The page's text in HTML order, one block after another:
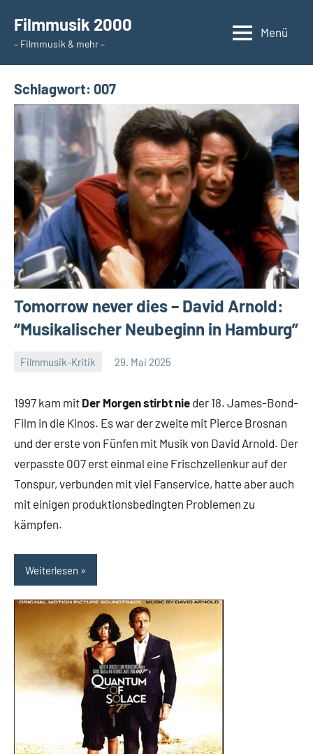
Inhalt
springen
Filmmusik 2000
– Filmmusik & mehr –
Menü
Schlagwort: 007
Tomorrow never dies – David Arnold:
“Musikalischer Neubeginn in Hamburg”
Filmmusik-Kritik 29. Mai 2025
1997 kam mit Der Morgen stirbt nie der 18. James-Bond-
Film in die Kinos. Es war der zweite mit Pierce Brosnan
und der erste von Fünfen mit Musik von David Arnold. Der
verpasste 007 erst einmal eine Frischzellenkur auf der
Tonspur, verbunden mit viel Fanservice, hatte aber auch
mit einigen produktionsbedingten Problemen zu
kämpfen.
Weiterlesen